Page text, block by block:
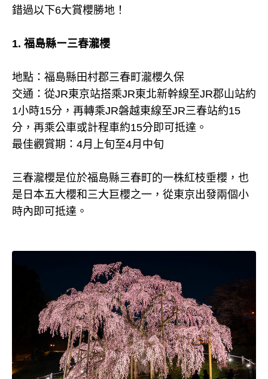
錯過以下6大賞櫻勝地！
1. 福島縣ー三春瀧櫻
地點：福島縣田村郡三春町瀧櫻久保
交通：從JR東京站搭乘JR東北新幹線至JR郡山站約
1小時15分，再轉乘JR磐越東線至JR三春站約15
分，再乘公車或計程車約15分即可抵達。
最佳觀賞期：4月上旬至4月中旬
三春瀧櫻是位於福島縣三春町的一株紅枝垂櫻，也
是日本五大櫻和三大巨櫻之一，從東京出發兩個小
時內即可抵達。